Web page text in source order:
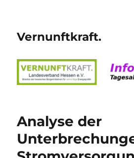
Vernunftkraft.
Analyse der